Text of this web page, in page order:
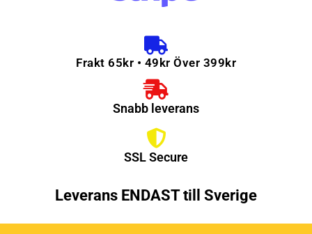
Frakt 65kr • 49kr Över 399kr
Snabb leverans
SSL Secure
Leverans ENDAST till Sverige